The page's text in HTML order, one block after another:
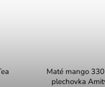
Maté mango
plechovka